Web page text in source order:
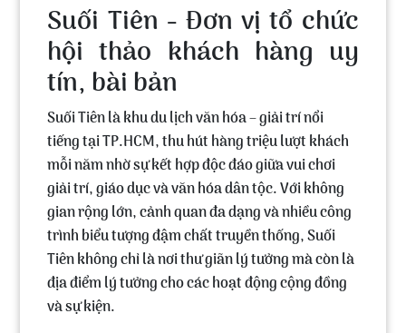
Suối Tiên - Đơn vị tổ chức
hội thảo khách hàng uy
tín, bài bản
Suối Tiên là khu du lịch văn hóa – giải trí nổi
tiếng tại TP.HCM, thu hút hàng triệu lượt khách
mỗi năm nhờ sự kết hợp độc đáo giữa vui chơi
giải trí, giáo dục và văn hóa dân tộc. Với không
gian rộng lớn, cảnh quan đa dạng và nhiều công
trình biểu tượng đậm chất truyền thống, Suối
Tiên không chỉ là nơi thư giãn lý tưởng mà còn là
địa điểm lý tưởng cho các hoạt động cộng đồng
và sự kiện.